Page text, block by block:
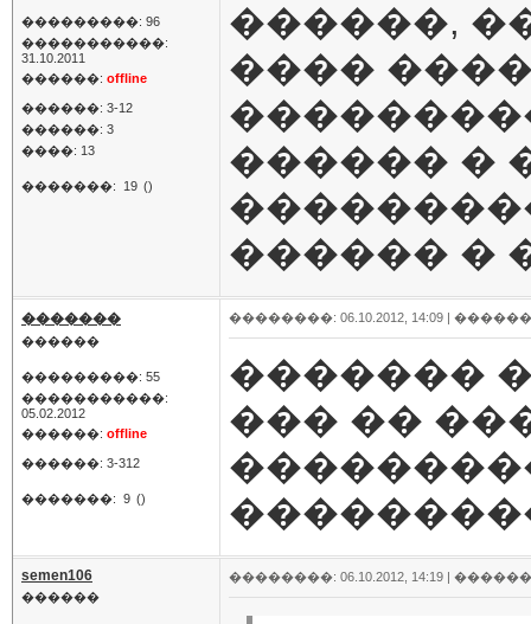
���������: 96
�����������:
31.10.2011
������: offline
������: 3-12
������: 3
����: 13
�������: 19 ()
������,
����
������ �
������ �
�������
������
���������: 55
�����������:
05.02.2012
������: offline
������: 3-312
�������: 9 ()
��������: 06.10.2012, 14:09 |
�������
��� ��
semen106
������
��������: 06.10.2012, 14:19 |